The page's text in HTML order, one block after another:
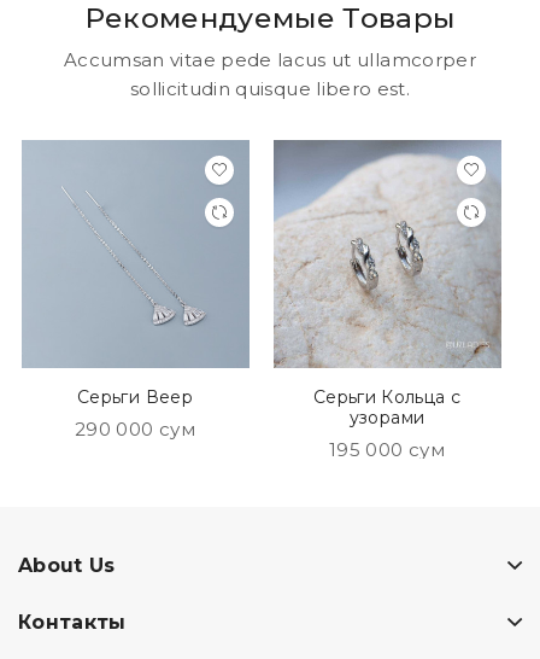
Рекомендуемые Товары
Accumsan vitae pede lacus ut ullamcorper
sollicitudin quisque libero est.
Серьги Веер
290 000 сум
Серьги Кольца с
узорами
195 000 сум
About Us
Контакты